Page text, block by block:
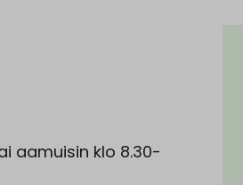
aamuisin klo 8.30-